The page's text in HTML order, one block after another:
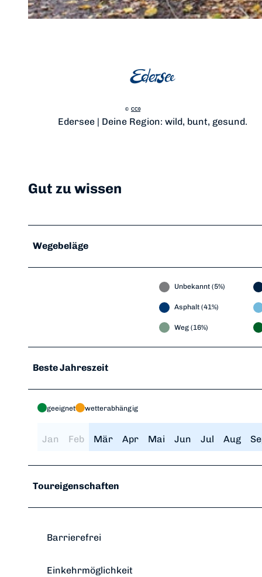
© CC0
Edersee | Deine Region: wild, bunt, gesund.
Gut zu wissen
Wegebeläge
Unbekannt (5%)
Asphalt (41%)
Weg (16%)
Beste Jahreszeit
geeignet wetterabhängig
Jan Feb Mär Apr Mai Jun Jul Aug
Toureigenschaften
Barrierefrei
Einkehrmöglichkeit